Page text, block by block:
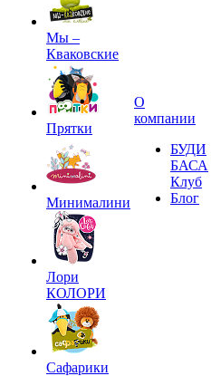
Мы –
Кваковские
Прятки
Минималини
Лори
КОЛОРИ
Сафарики
О
компании
БУДИ
БАСА
Клуб
Блог